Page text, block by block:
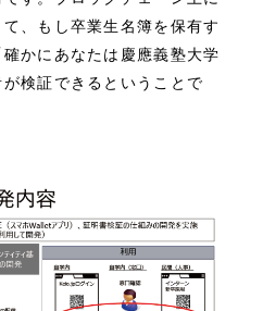
、もし卒業生名簿を保有す
かにあなたは慶應義塾大学
検証できるということで